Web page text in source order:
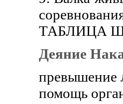
ТАБЛИЦА
Деяние
превышение
помощь